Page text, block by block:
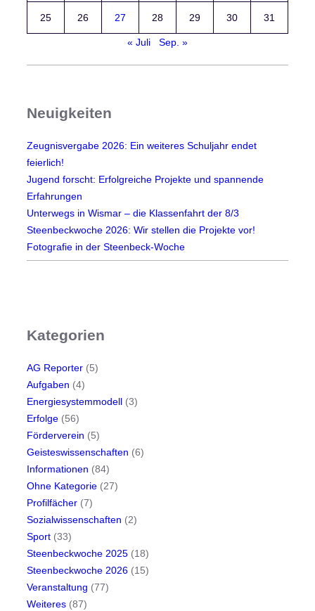
s
s
l
s
a
m
M
a
x
e
b
e
c
-
G
y
m
n
a
i
u
m
25 26 27 28 29 30 31
« Juli Sep. »
Neuigkeiten
Zeugnisvergabe 2026: Ein weiteres Schuljahr endet
feierlich!
Jugend forscht: Erfolgreiche Projekte und spannende
Erfahrungen
Unterwegs in Wismar – die Klassenfahrt der 8/3
Steenbeckwoche 2026: Wir stellen die Projekte vor!
Fotografie in der Steenbeck-Woche
Kategorien
AG Reporter (5)
Aufgaben (4)
Energiesystemmodell (3)
Erfolge (56)
Förderverein (5)
Geisteswissenschaften (6)
Informationen (84)
Ohne Kategorie (27)
Profilfächer (7)
Sozialwissenschaften (2)
Sport (33)
Steenbeckwoche 2025 (18)
Steenbeckwoche 2026 (15)
Veranstaltung (77)
Weiteres (87)